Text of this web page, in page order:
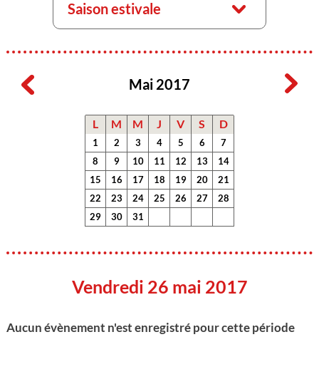
Saison estivale
Mai 2017
L M M J V S D
1 2 3 4 5 6
7
8
9 10 11 12 13
14
15
16 17 18 19 20
21
22
23 24 25 26 27
28
29
30 31
Vendredi 26 mai 2017
Aucun évènement n'est enregistré pour cette période